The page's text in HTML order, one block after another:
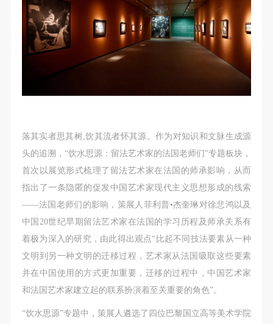
落其实者思其树,饮其流者怀其源。作为对知识和文脉生成源
头的追溯，“饮水思源：留法艺术家的法国老师们”专题板块，
首次以展览形式梳理了留法艺术家在法国的师承影响，从而
指出了一条隐匿的促发中国艺术家现代主义思想形成的线索
——法国老师们的影响，策展人菲利普•杰奎琳对徐悲鸿以及
中国20世纪早期留法艺术家在法国的学习历程及师承关系有
着极为深入的研究，由此得出观点“比起不同技法要素从一种
文明到另一种文明的迁移过程，艺术家从法国吸取这些要素
并在中国使用的方式更加重要，迁移的过程中，中国艺术家
和法国艺术家建立起的联系扮演着至关重要的角色”。
“饮水思源”专题中，策展人遴选了四位巴黎国立高等美术学院